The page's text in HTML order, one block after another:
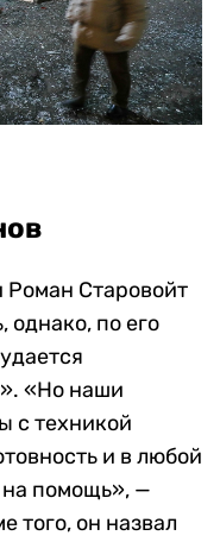
Роман Старовойт
однако, по его
«Но наши
с техникой
и в любой
на помощь», —
того, он назвал